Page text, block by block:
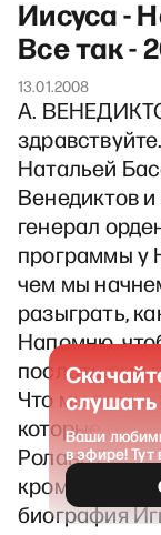
Иисуса -
Все так -
13.01.2008
А.
Натальей
Венедиктов
генерал
программы у
чем мы
разыграть,
Напомню,
послать смс
Что мы
которые
Ролана
кроме
биография
Ваши
в эфире!